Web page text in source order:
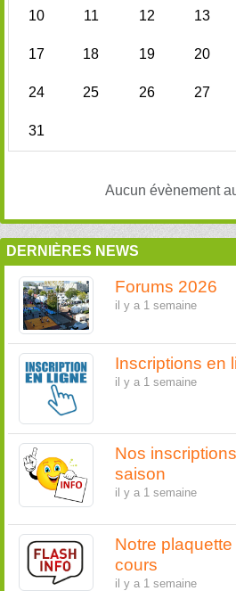
10 11 12 13
17 18 19 20
24 25 26 27
31
Aucun évènement
DERNIÈRES NEWS
Forums 2026
il y a 1 semaine
Inscriptions en
il y a 1 semaine
Nos
saison
il y a 1 semaine
Notre
cours
il y a 1 semaine